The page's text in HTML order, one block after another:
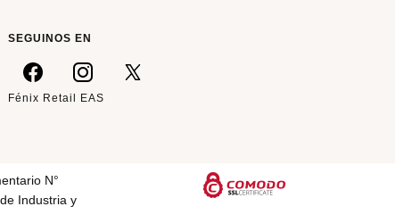
SEGUINOS EN
Fénix Retail EAS
N°
Industria y